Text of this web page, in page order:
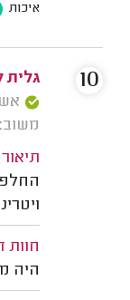
איכות
גלית
משוב: 07/08/2025
חוות
היה
10